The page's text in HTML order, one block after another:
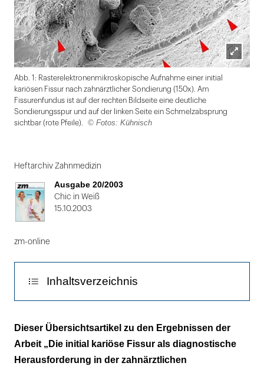
Lightbox
Abb. 1: Rasterelektronenmikroskopische Aufnahme einer initial
kariösen Fissur nach zahnärztlicher Sondierung (150x). Am
Fissurenfundus ist auf der rechten Bildseite eine deutliche
Sondierungsspur und auf der linken Seite ein Schmelzabsprung
sichtbar (rote Pfeile).
© Fotos: Kühnisch
1
von
2
Heftarchiv Zahnmedizin
Ausgabe 20/2003
Chic in Weiß
15.10.2003
zm-online
Inhaltsverzeichnis
Kariesepidemiologischer Hintergrund
Methoden zur Okklusalkaries-Diagnostik
Dieser Übersichtsartikel zu den Ergebnissen der
Arbeit „Die initial kariöse Fissur als diagnostische
Herausforderung in der zahnärztlichen